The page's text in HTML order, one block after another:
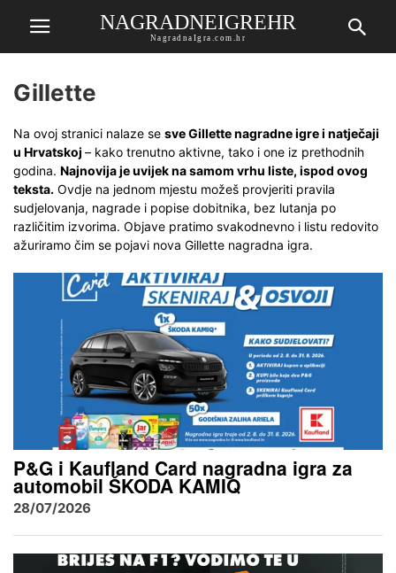
NAGRADNEIGREHR
NagradnaIgra.com.hr
Gillette
Na ovoj stranici nalaze se sve Gillette nagradne igre i natječaji
u Hrvatskoj – kako trenutno aktivne, tako i one iz prethodnih
godina. Najnovija je uvijek na samom vrhu liste, ispod ovog
teksta. Ovdje na jednom mjestu možeš provjeriti pravila
sudjelovanja, nagrade i popise dobitnika, bez lutanja po
različitim izvorima. Objave pratimo svakodnevno i listu redovito
ažuriramo čim se pojavi nova Gillette nagradna igra.
P&G i Kaufland Card nagradna igra za
automobil ŠKODA KAMIQ
28/07/2026